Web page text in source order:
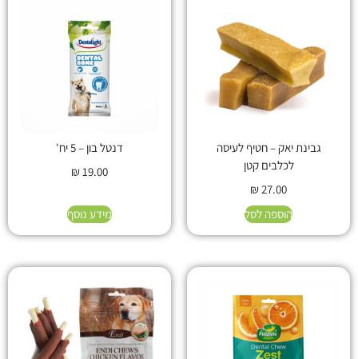
גבינת יאק – חטיף לעיסה
לכלבים קטן
₪27.00
הוספה לסל
דנטל בון – 5 יח'
₪ 19.00
מידע נוסף